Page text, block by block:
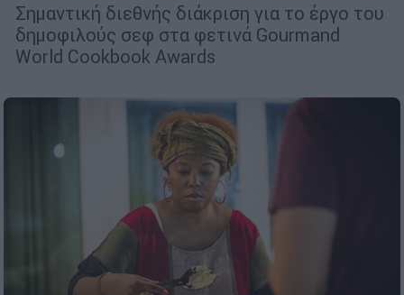
Σημαντική διεθνής διάκριση για το έργο του
δημοφιλούς σεφ στα φετινά Gourmand
World Cookbook Awards